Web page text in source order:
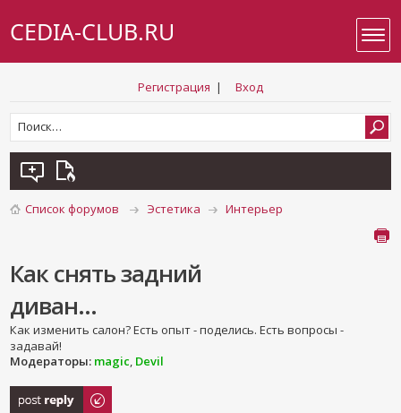
CEDIA-CLUB.RU
Регистрация | Вход
Список форумов Эстетика Интерьер
Как снять задний
диван...
Как изменить салон? Есть опыт - поделись. Есть вопросы -
задавай!
Модераторы: magic, Devil
Ответить